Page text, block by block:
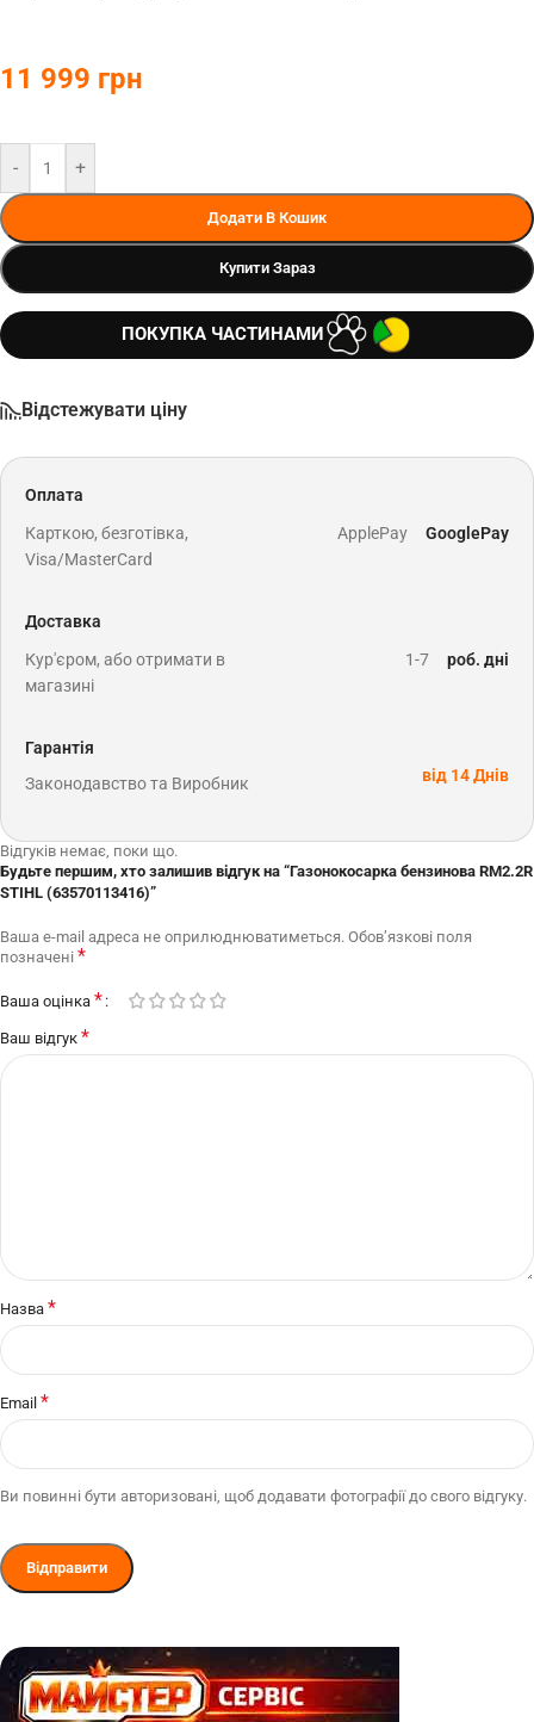
11 999 грн
- +
Додати В Кошик
Купити Зараз
ПОКУПКА ЧАСТИНАМИ
Відстежувати ціну
Оплата
Карткою, безготівка,
Visa/MasterCard
ApplePay GooglePay
Доставка
Кур'єром, або отримати в
магазині
1-7 роб. дні
Гарантія
Законодавство та Виробник
від 14 Днів
Відгуків немає, поки що.
Будьте першим, хто залишив відгук на “Газонокосарка бензинова RM2.2R
STIHL (63570113416)”
Ваша e-mail адреса не оприлюднюватиметься. Обов’язкові поля
позначені *
Ваша оцінка *
Ваш відгук *
Назва *
Email *
Ви повинні бути авторизовані, щоб додавати фотографії до свого відгуку.